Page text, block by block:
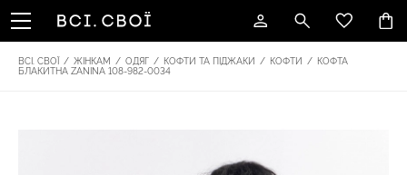
ВСІ. СВОЇ / ЖІНКАМ / ОДЯГ / КОФТИ ТА ПІДЖАКИ / КОФТИ / КОФТА
БЛАКИТНА ZANINA 108-982-0034